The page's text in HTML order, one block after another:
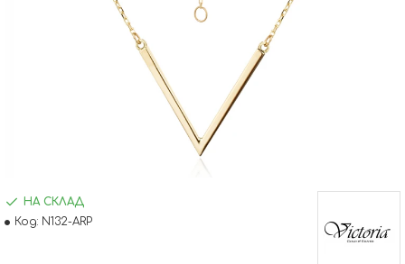
НА СКЛАД
Код: N132-ARP